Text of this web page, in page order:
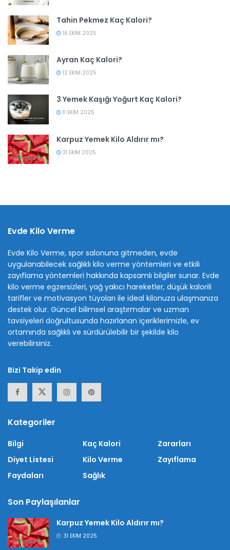
Tahin Pekmez Kaç Kalori?
16 EKIM 2025
Ayran Kaç Kalori?
12 EKIM 2025
3 Yemek Kaşığı Yoğurt Kaç Kalori?
11 EKIM 2025
Karpuz Yemek Kilo Aldırır mı?
31 EKIM 2025
Evde Kilo Verme
Evde Kilo Verme, spor salonuna gitmeden, evde
uygulanabilecek sağlıklı kilo verme yöntemleri ve etkili
zayıflama yöntemleri hakkında kapsamlı bilgiler sunar. Evde
kilo verme egzersizleri, yağ yakıcı hareketler, düşük kalorili
tarifler ve motivasyon tüyoları ile ideal kilonuza ulaşmanıza
destek olur. Güncel bilimsel araştırmalar ve uzman
tavsiyeleri doğrultusunda hazırlanan içeriklerimizle, ev
ortamında sağlıklı ve sürdürülebilir bir şekilde kilo
verebilirsiniz.
Bizi Takip edin
Kategoriler
Bilgi
Diyet Listesi
Faydaları
Kaç Kalori
Kilo Verme
Sağlık
Zararları
Zayıflama
Son Paylaşılanlar
Karpuz Yemek Kilo Aldırır mı?
31 EKIM 2025